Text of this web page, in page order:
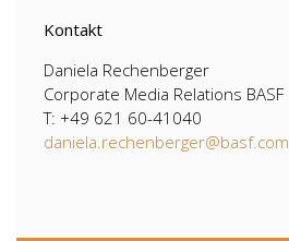
Kontakt
Daniela Rechenberger
Corporate Media Relations BASF
T: +49 621 60-41040
daniela.rechenberger@basf.com